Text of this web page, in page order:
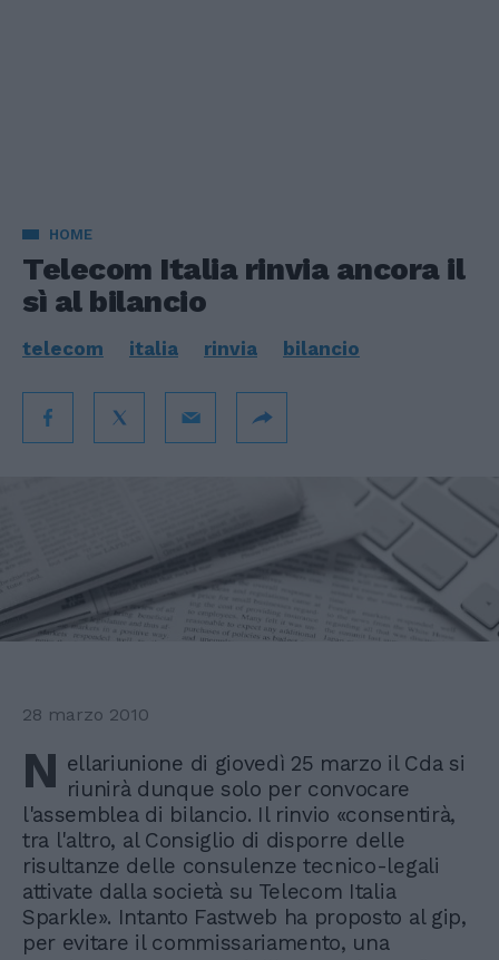
HOME
Telecom Italia rinvia ancora il
sì al bilancio
telecom italia rinvia bilancio
28 marzo 2010
N ellariunione di giovedì 25 marzo il Cda si
riunirà dunque solo per convocare
l'assemblea di bilancio. Il rinvio «consentirà,
tra l'altro, al Consiglio di disporre delle
risultanze delle consulenze tecnico-legali
attivate dalla società su Telecom Italia
Sparkle». Intanto Fastweb ha proposto al gip,
per evitare il commissariamento, una